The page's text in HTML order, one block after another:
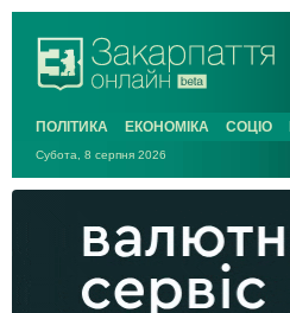
ПОЛІТИКА ЕКОНОМІКА СОЦІО
Субота, 8 серпня 2026